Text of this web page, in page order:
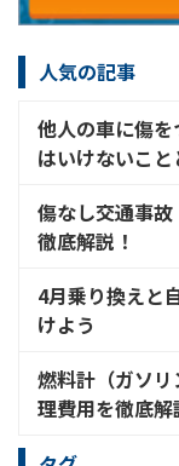
人気の記事
他人の車に傷
はいけないこと
傷なし交通事
徹底解説！
4月乗り換えと
けよう
燃料計（ガソ
理費用を徹底解